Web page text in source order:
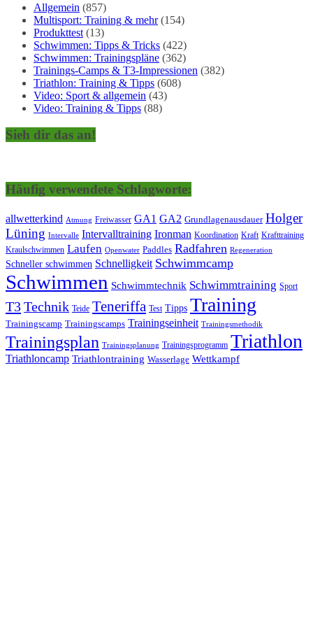
Allgemein (857)
Multisport: Training & mehr(154)
Produkttest (13)
Schwimmen: Tipps & Tricks (422)
Schwimmen: Trainingspläne (362)
Trainings-Camps & T3-Impressionen (382)
Triathlon: Training & Tipps (608)
Video: Sport & allgemein (43)
Video: Training & Tipps (88)
Sieh dir das an!
Häufig verwendete Schlagworte:
allwetterkind Atmung Freiwasser GA1 GA2 Grundlagenausdauer Holger
Lüning Intervalle Intervalltraining Ironman Koordination Kraft Krafttraining
Kraulschwimmen Laufen Openwater Paddles Radfahren Regeneration
Schneller schwimmen Schnelligkeit Schwimmcamp
Schwimmen Schwimmtechnik Schwimmtraining Sport
T3Technik Teide Teneriffa Test Tipps Training
Trainingscamp Trainingscamps Trainingseinheit Trainingsmethodik
Trainingsplan Trainingsplanung Trainingsprogramm Triathlon
Triathloncamp Triathlontraining Wasserlage Wettkampf